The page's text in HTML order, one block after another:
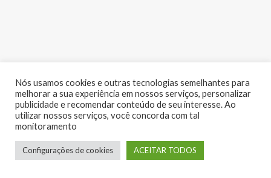
LUME EVENTOS | Copyright 2017 - Todos os direitos reservados
Nós usamos cookies e outras tecnologias semelhantes para
melhorar a sua experiência em nossos serviços, personalizar
publicidade e recomendar conteúdo de seu interesse. Ao
utilizar nossos serviços, você concorda com tal
monitoramento
Configurações de cookies ACEITAR TODOS